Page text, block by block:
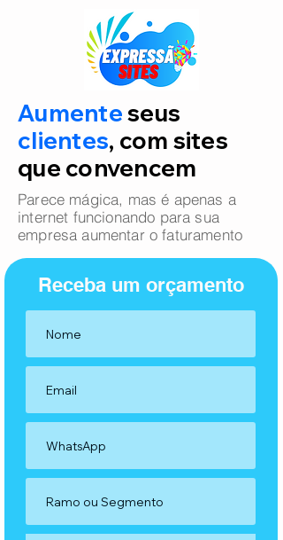
Aumenteseus
clientes, com sites
que convencem
Parece mágica, mas é apenas a
internet funcionando para sua
empresa aumentar o faturamento
Receba um orçamento